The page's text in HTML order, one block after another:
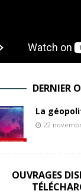
DERNIER
La
22
OUVRAGES